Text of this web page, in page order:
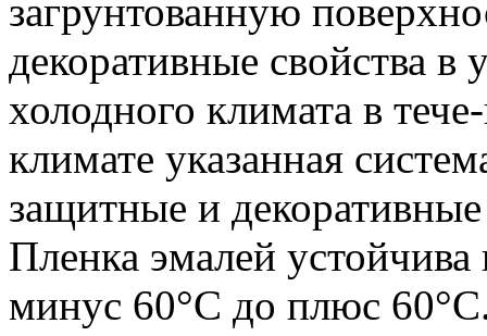
загрунтованную
декоративные свойства в
холодного климата в
климате указанная
защитные и декоративные
Пленка эмалей
минус 60°С до плюс